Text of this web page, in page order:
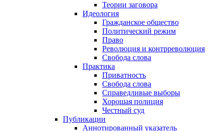
Теории заговора
Идеология
Гражданское общество
Политический режим
Право
Революция и контрреволюция
Свобода слова
Практика
Приватность
Свобода слова
Справедливые выборы
Хорошая полиция
Честный суд
Публикации
Аннотированный указатель